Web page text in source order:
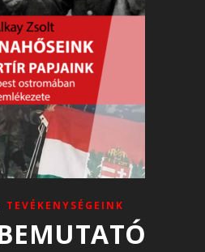
TEVÉKENYSÉGEINK